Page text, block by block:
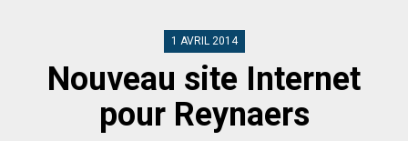
1 AVRIL 2014
Nouveau site Internet
pour Reynaers